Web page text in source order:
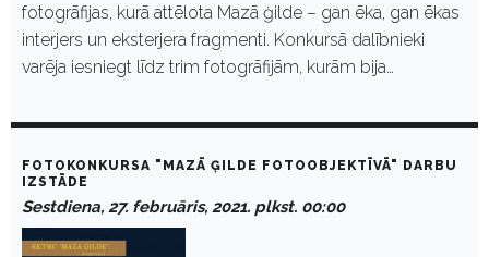
fotogrāfijas, kurā attēlota Mazā ģilde – gan ēka, gan ēkas
interjers un eksterjera fragmenti. Konkursā dalībnieki
varēja iesniegt līdz trim fotogrāfijām, kurām bija…
FOTOKONKURSA "MAZĀ ĢILDE FOTOOBJEKTĪVĀ" DARBU
IZSTĀDE
Sestdiena, 27. februāris, 2021. plkst. 00:00